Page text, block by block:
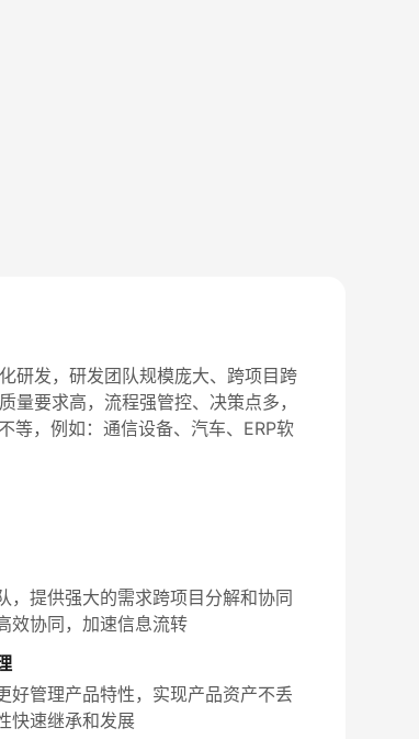
研发，研发团队规模庞大、跨项目跨
量要求高，流程强管控、决策点多，
等，例如：通信设备、汽车、ERP软
，提供强大的需求跨项目分解和协同
效协同，加速信息流转
好管理产品特性，实现产品资产不丢
快速继承和发展